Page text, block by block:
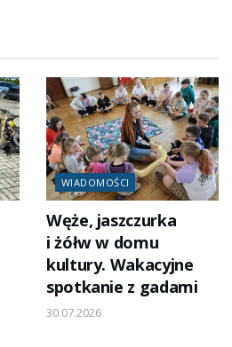
WIADOMOŚCI
Węże, jaszczurka
i żółw w domu
kultury. Wakacyjne
spotkanie z gadami
30.07.2026